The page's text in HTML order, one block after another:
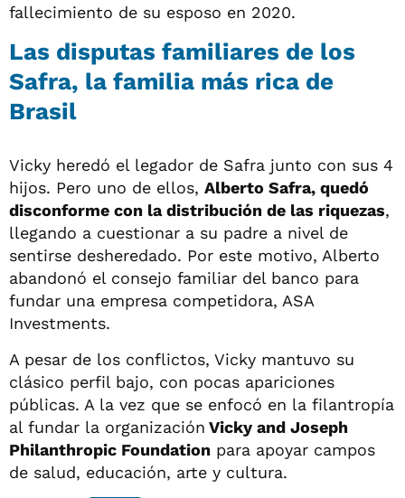
fallecimiento de su esposo en 2020.
Las disputas familiares de los
Safra, la familia más rica de
Brasil
Vicky heredó el legador de Safra junto con sus 4
hijos. Pero uno de ellos, Alberto Safra, quedó
disconforme con la distribución de las riquezas,
llegando a cuestionar a su padre a nivel de
sentirse desheredado. Por este motivo, Alberto
abandonó el consejo familiar del banco para
fundar una empresa competidora, ASA
Investments.
A pesar de los conflictos, Vicky mantuvo su
clásico perfil bajo, con pocas apariciones
públicas. A la vez que se enfocó en la filantropía
al fundar la organización Vicky and Joseph
Philanthropic Foundation para apoyar campos
de salud, educación, arte y cultura.